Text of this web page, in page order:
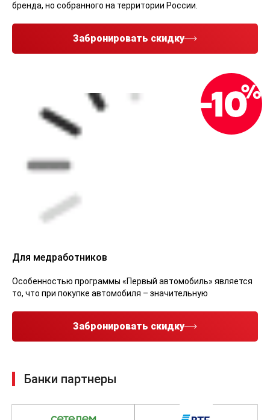
бренда, но собранного на территории России.
Забронировать скидку
Для медработников
Особенностью программы «Первый автомобиль» является
то, что при покупке автомобиля – значительную
Забронировать скидку
Банки партнеры